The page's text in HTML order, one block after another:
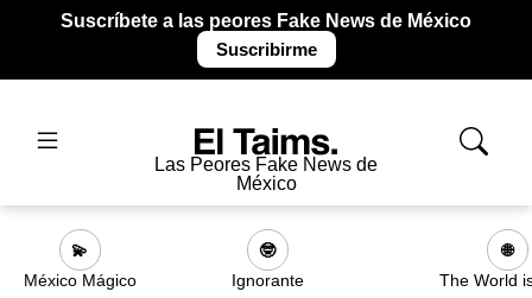
Suscríbete a las peores Fake News de México
Suscribirme
Las Peores Fake News de
México
💫
México Mágico
🤓
Ignorante
🌐
The World